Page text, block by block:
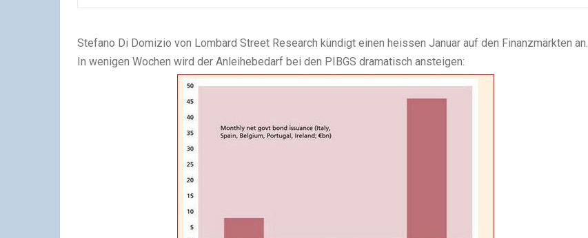
Stefano Di Domizio von Lombard Street Research kündigt einen heissen Januar auf den Finanzmärkten an.
In wenigen Wochen wird der Anleihebedarf bei den PIBGS dramatisch ansteigen: